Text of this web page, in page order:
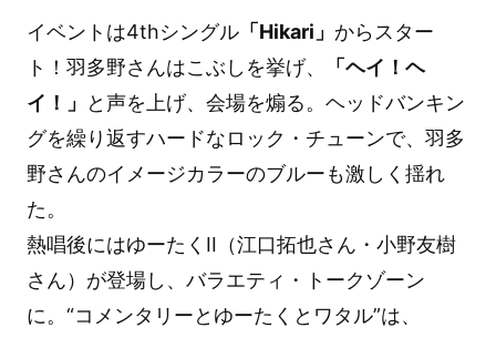
イベントは4thシングル「Hikari」 からスター
ト！羽多野さんはこぶしを挙げ、
「ヘイ！ヘ
イ！」
と声を上げ、会場を煽る。ヘッドバンキン
グを繰り返すハードなロック・チューンで、羽多
野さんのイメージカラーのブルーも激しく揺れ
た。
熱唱後にはゆーたくII（江口拓也さん・小野友樹
さん）が登場し、バラエティ・トークゾーン
に。“コメンタリーとゆーたくとワタル”は、